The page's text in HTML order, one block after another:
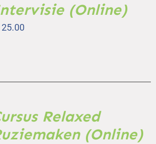
(Online)
Relaxed
(Online)